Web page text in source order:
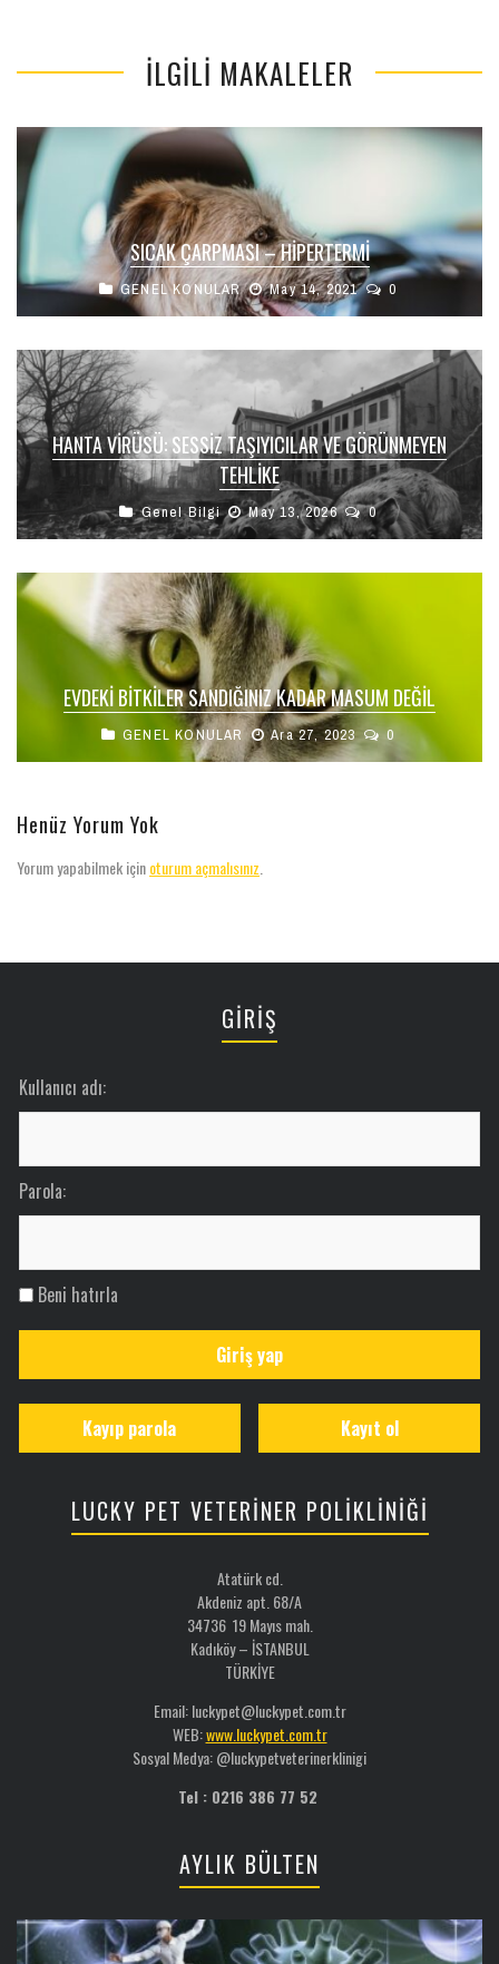
İLGILI MAKALELER
SICAK ÇARPMASI – HİPERTERMİ
GENEL KONULAR May 14, 2021 0
HANTA VIRÜSÜ: SESSIZ TAŞIYICILAR VE GÖRÜNMEYEN
TEHLIKE
Genel Bilgi May 13, 2026 0
EVDEKI BITKILER SANDIĞINIZ KADAR MASUM DEĞIL
GENEL KONULAR Ara 27, 2023 0
Henüz Yorum Yok
Yorum yapabilmek içinoturum açmalısınız
GİRİŞ
Kullanıcı adı:
Parola:
Beni hatırla
Giriş yap
Kayıt ol
Kayıp parola
LUCKY PET VETERİNER POLİKLİNİĞİ
Atatürk cd.
Akdeniz apt. 68/A
34736 19 Mayıs mah.
Kadıköy – İSTANBUL
TÜRKİYE
Email: luckypet@luckypet.com.tr
WEB:www.luckypet.com.tr
Sosyal Medya: @luckypetveterinerklinigi
Tel : 0216 386 77 52
AYLIK BÜLTEN